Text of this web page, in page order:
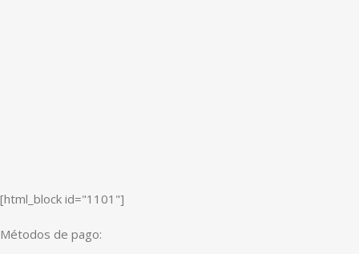
[html_block id="1101"]
Métodos de pago: